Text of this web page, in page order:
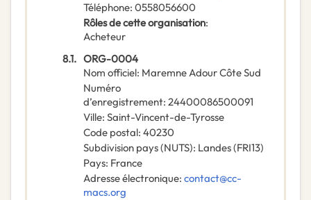
Téléphone: 0558056600
Rôles de cette organisation:
Acheteur
8.1. ORG-0004
Nom officiel: Maremne Adour Côte Sud
Numéro
d’enregistrement: 24400086500091
Ville: Saint-Vincent-de-Tyrosse
Code postal: 40230
Subdivision pays (NUTS): Landes(FRI13)
Pays: France
Adresse électronique: contact@cc-
macs.org